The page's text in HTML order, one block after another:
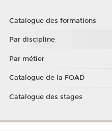
Catalogue des formations
Par discipline
Par métier
Catalogue de la FOAD
Catalogue des stages